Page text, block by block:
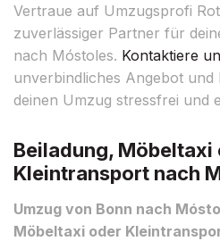
Vertraue auf Umzugsprofi
zuverlässiger Partner für
nach Móstoles. Kontaktiere
unverbindliches Angebot und
deinen Umzug stressfrei und
Beiladung, Möbeltaxi
Kleintransport nach
Umzug von Bonn nach
Möbeltaxi oder